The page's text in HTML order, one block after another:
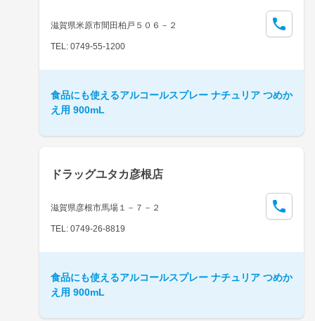
滋賀県米原市間田柏戸５０６－２
TEL: 0749-55-1200
食品にも使えるアルコールスプレー ナチュリア つめか
え用 900mL
ドラッグユタカ彦根店
滋賀県彦根市馬場１－７－２
TEL: 0749-26-8819
食品にも使えるアルコールスプレー ナチュリア つめか
え用 900mL